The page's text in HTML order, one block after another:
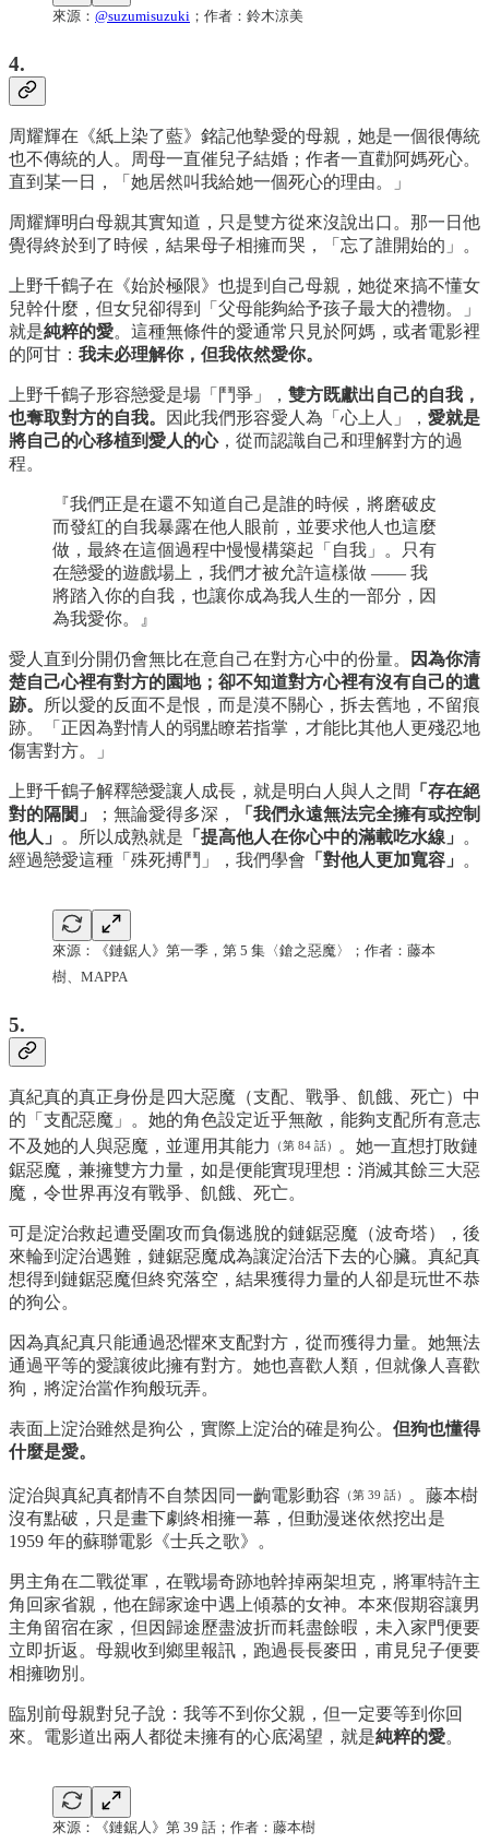
來源： @suzumisuzuki ；作者：鈴木涼美
4.
周耀輝在《紙上染了藍》銘記他摰愛的母親，她是一個很傳統
也不傳統的人。周母一直催兒子結婚；作者一直勸阿媽死心。
直到某一日，「她居然叫我給她一個死心的理由。」
周耀輝明白母親其實知道，只是雙方從來沒說出口。那一日他
覺得終於到了時候，結果母子相擁而哭，「忘了誰開始的」。
上野千鶴子在《始於極限》也提到自己母親，她從來搞不懂女
兒幹什麼，但女兒卻得到「父母能夠給予孩子最大的禮物。」
就是純粹的愛。這種無條件的愛通常只見於阿媽，或者電影裡
的阿甘： 我未必理解你，但我依然愛你。
上野千鶴子形容戀愛是場「鬥爭」， 雙方既獻出自己的自我，
也奪取對方的自我。
因此我們形容愛人為「心上人」， 愛就是
將自己的心移植到愛人的心，從而認識自己和理解對方的過
程。
『我們正是在還不知道自己是誰的時候，將磨破皮
而發紅的自我暴露在他人眼前，並要求他人也這麼
做，最終在這個過程中慢慢構築起「自我」。只有
在戀愛的遊戲場上，我們才被允許這樣做 —— 我
將踏入你的自我，也讓你成為我人生的一部分，因
為我愛你。』
愛人直到分開仍會無比在意自己在對方心中的份量。
因為你清
楚自己心裡有對方的園地；卻不知道對方心裡有沒有自己的遺
跡。
所以愛的反面不是恨，而是漠不關心，拆去舊地，不留痕
跡。「正因為對情人的弱點瞭若指掌，才能比其他人更殘忍地
傷害對方。」
上野千鶴子解釋戀愛讓人成長，就是明白人與人之間
「存在絕
對的隔閡」
；無論愛得多深，
「我們永遠無法完全擁有或控制
他人」
。所以成熟就是 「提高他人在你心中的滿載吃水線」
。
經過戀愛這種「殊死搏鬥」，我們學會 「對他人更加寬容」 。
來源：《鏈鋸人》第一季，第 5 集〈鎗之惡魔〉；作者：藤本
樹、MAPPA
5.
真紀真的真正身份是四大惡魔（支配、戰爭、飢餓、死亡）中
的「支配惡魔」。她的角色設定近乎無敵，能夠支配所有意志
不及她的人與惡魔，並運用其能力
（第 84 話） 。她一直想打敗鏈
鋸惡魔，兼擁雙方力量，如是便能實現理想：消滅其餘三大惡
魔，令世界再沒有戰爭、飢餓、死亡。
可是淀治救起遭受圍攻而負傷逃脫的鏈鋸惡魔（波奇塔），後
來輪到淀治遇難，鏈鋸惡魔成為讓淀治活下去的心臟。真紀真
想得到鏈鋸惡魔但終究落空，結果獲得力量的人卻是玩世不恭
的狗公。
因為真紀真只能通過恐懼來支配對方，從而獲得力量。她無法
通過平等的愛讓彼此擁有對方。她也喜歡人類，但就像人喜歡
狗，將淀治當作狗般玩弄。
表面上淀治雖然是狗公，實際上淀治的確是狗公。 但狗也懂得
什麼是愛。
淀治與真紀真都情不自禁因同一齣電影動容 （第 39 話）
。藤本樹
沒有點破，只是畫下劇終相擁一幕，但動漫迷依然挖出是
1959 年的蘇聯電影《士兵之歌》。
男主角在二戰從軍，在戰場奇跡地幹掉兩架坦克，將軍特許主
角回家省親，他在歸家途中遇上傾慕的女神。本來假期容讓男
主角留宿在家，但因歸途歷盡波折而耗盡餘暇，未入家門便要
立即折返。母親收到鄉里報訊，跑過長長麥田，甫見兒子便要
相擁吻別。
臨別前母親對兒子說：我等不到你父親，但一定要等到你回
來。電影道出兩人都從未擁有的心底渴望，就是純粹的愛。
來源：《鏈鋸人》第 39 話；作者：藤本樹